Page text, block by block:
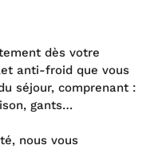
dès votre
anti-froid que vous
séjour, comprenant :
gants…
nous vous